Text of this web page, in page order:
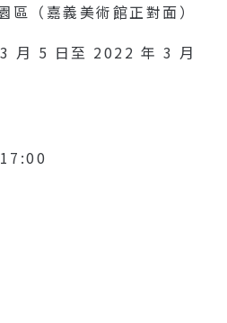
區（嘉義美術館正對面）
月 5 日至 2022 年 3 月